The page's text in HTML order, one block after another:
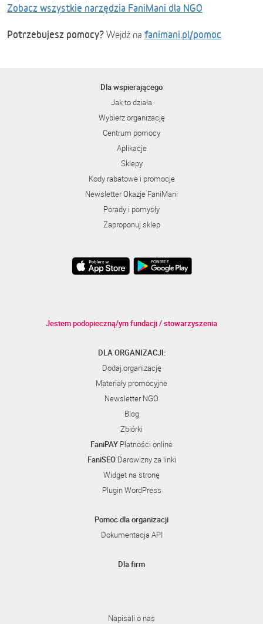
Zobacz wszystkie narzędzia FaniMani dla NGO
Potrzebujesz pomocy? Wejdź na fanimani.pl/pomoc
Dla wspierającego
Jak to działa
Wybierz organizację
Centrum pomocy
Aplikacje
Sklepy
Kody rabatowe i promocje
Newsletter Okazje FaniMani
Porady i pomysły
Zaproponuj sklep
Jestem podopieczną/ym fundacji / stowarzyszenia
DLA ORGANIZACJI:
Dodaj organizację
Materiały promocyjne
Newsletter NGO
Blog
Zbiórki
FaniPAY Płatności online
FaniSEODarowizny za linki
Widget na stronę
Plugin WordPress
Pomoc dla organizacji
Dokumentacja API
Dla firm
Napisali o nas